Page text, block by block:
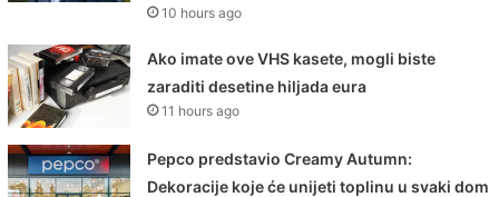
10 hours ago
Ako imate ove VHS kasete, mogli biste
zaraditi desetine hiljada eura
11 hours ago
Pepco predstavio Creamy Autumn:
Dekoracije koje će unijeti toplinu u svaki dom